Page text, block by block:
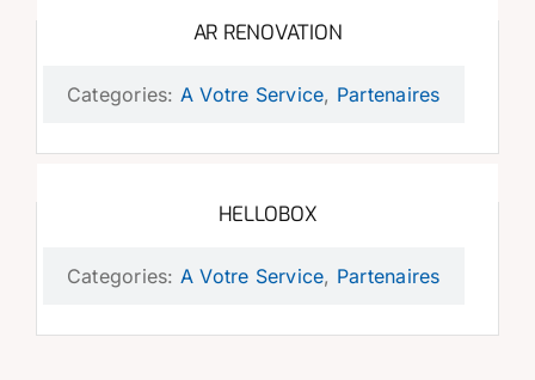
AR RENOVATION
Categories: A Votre Service, Partenaires
HELLOBOX
Categories: A Votre Service, Partenaires